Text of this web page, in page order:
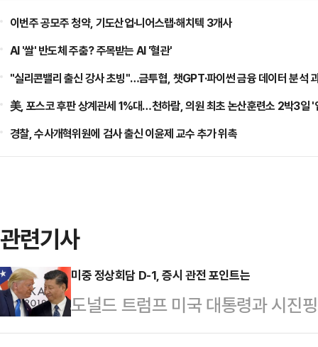
이번주 공모주 청약, 기도산업·니어스랩·해치텍 3개사
AI '쌀' 반도체 주춤? 주목받는 AI '혈관'
"실리콘밸리 출신 강사 초빙"…금투협, 챗GPT·파이썬 금융 데이터 분석
美, 포스코 후판 상계관세 1%대…천하람, 의원 최초 논산훈련소 2박3일 '
경찰, 수사개혁위원에 검사 출신 이윤제 교수 추가 위촉
관련기사
미중 정상회담 D-1, 증시 관전 포인트는
도널드 트럼프 미국 대통령과 시진
로 다가온 가운데 회담 결과에 따른